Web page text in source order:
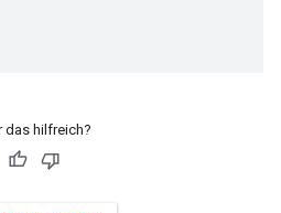
das hilfreich?